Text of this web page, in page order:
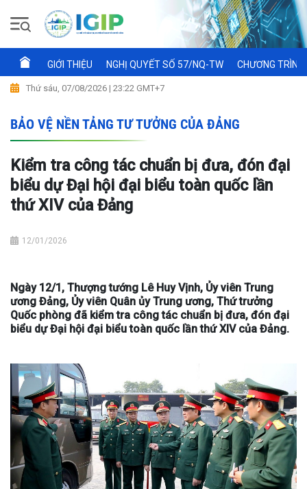
GIỚI THIỆU NGHỊ QUYẾT SỐ 57/NQ-TW CHƯƠNG
Thứ sáu, 07/08/2026 | 23:22 GMT+7
BẢO VỆ NỀN TẢNG TƯ TƯỞNG CỦA ĐẢNG
Kiểm tra công tác chuẩn bị đưa, đón đại
biểu dự Đại hội đại biểu toàn quốc lần
thứ XIV của Đảng
12/01/2026
Ngày 12/1, Thượng tướng Lê Huy Vịnh, Ủy viên Trung
ương Đảng, Ủy viên Quân ủy Trung ương, Thứ trưởng
Quốc phòng đã kiểm tra công tác chuẩn bị đưa, đón đại
biểu dự Đại hội đại biểu toàn quốc lần thứ XIV của Đảng.